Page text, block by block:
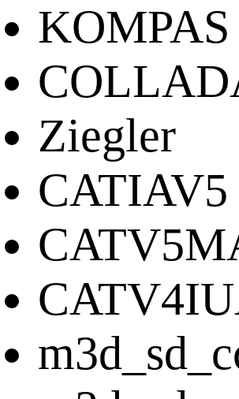
KOMPAS
Ziegler
CATIAV5